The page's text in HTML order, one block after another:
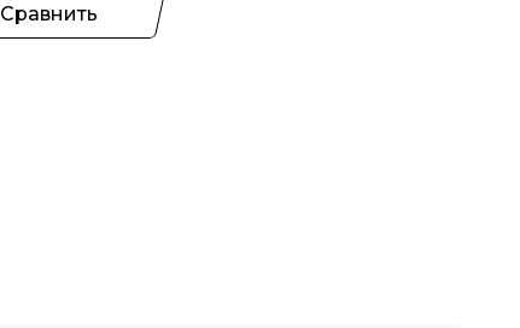
Сравнить